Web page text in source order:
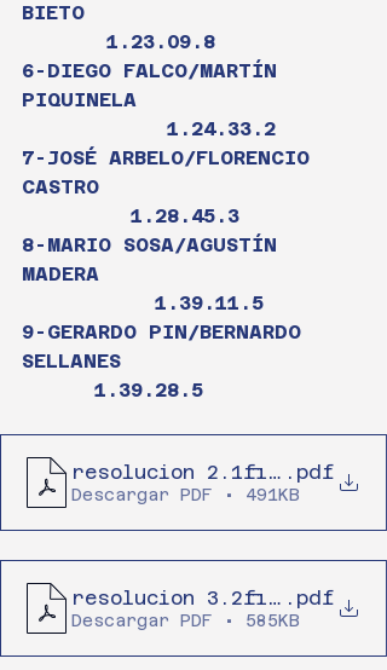
BIETO
       1.23.09.8
6-DIEGO FALCO/MARTÍN
PIQUINELA
            1.24.33.2
7-JOSÉ ARBELO/FLORENCIO
CASTRO
         1.28.45.3
8-MARIO SOSA/AGUSTÍN
MADERA
           1.39.11.5
9-GERARDO PIN/BERNARDO
SELLANES
      1.39.28.5
resolucion 2.1final.pdf
Descargar PDF • 491KB
resolucion 3.2final (2)
.pdf
Descargar PDF • 585KB